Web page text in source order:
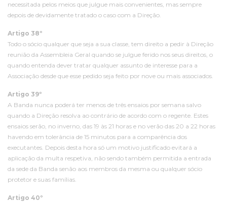
necessitada pelos meios que julgue mais convenientes, mas sempre
depois de devidamente tratado o caso com a Direção.
Artigo 38º
Todo o sócio qualquer que seja a sua classe, tem direito a pedir à Direção
reunião da Assembleia Geral quando se julgue ferido nos seus direitos, o
quando entenda dever tratar qualquer assunto de interesse para a
Associação desde que esse pedido seja feito por nove ou mais associados.
Artigo 39º
A Banda nunca poderá ter menos de três ensaios por semana salvo
quando a Direção resolva ao contrário de acordo com o regente. Estes
ensaios serão, no inverno, das 19 às 21 horas e no verão das 20 a 22 horas
havendo em tolerância de 15 minutos para a comparência dos
executantes. Depois desta hora só um motivo justificado evitará a
aplicação da multa respetiva, não sendo também permitida a entrada
da sede da Banda senão aos membros da mesma ou qualquer sócio
protetor e suas famílias.
Artigo 40º